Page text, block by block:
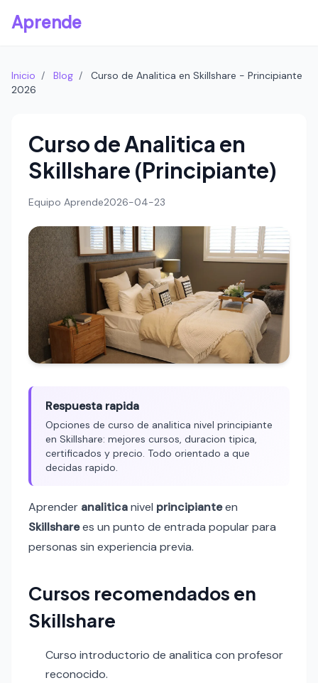
Aprende
Inicio / Blog /
Curso de Analitica en Skillshare - Principiante
2026
Curso de Analitica en
Skillshare (Principiante)
Equipo Aprende2026-04-23
Respuesta rapida
Opciones de curso de analitica nivel principiante
en Skillshare: mejores cursos, duracion tipica,
certificados y precio. Todo orientado a que
decidas rapido.
Aprender analiticanivel principianteen
Skillsharees un punto de entrada popular para
personas sin experiencia previa.
Cursos recomendados en
Skillshare
Curso introductorio de analitica con profesor
reconocido.